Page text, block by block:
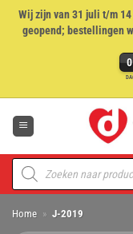
Wij zijn van 31 juli t/m
geopend; bestellingen
7
23
30
en
naar
inhoud
Producten
zoeken
Home » J-2019